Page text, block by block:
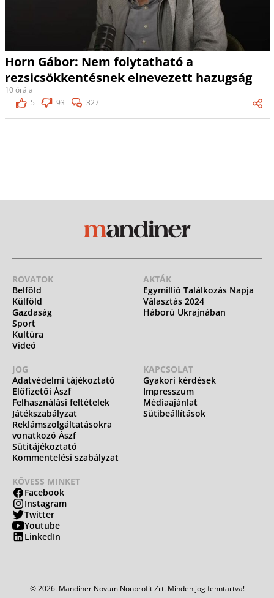
Horn Gábor: Nem folytatható a
rezsicsökkentésnek elnevezett hazugság
10 órája
5
93 327
ROVATOK
Belföld
Külföld
Gazdaság
Sport
Kultúra
Videó
AKTÁK
Egymillió Találkozás Napja
Választás 2024
Háború Ukrajnában
JOG
Adatvédelmi tájékoztató
Előfizetői Ászf
Felhasználási feltételek
Játékszabályzat
Reklámszolgáltatásokra
vonatkozó Ászf
Sütitájékoztató
Kommentelési szabályzat
KAPCSOLAT
Gyakori kérdések
Impresszum
Médiaajánlat
Sütibeállítások
KÖVESS MINKET
Facebook
Instagram
Twitter
Youtube
LinkedIn
© 2026. Mandiner Novum Nonprofit Zrt. Minden jog fenntartva!